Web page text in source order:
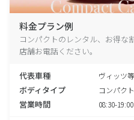
料金プラン例
コンパクトのレンタル、お得な
店舗お電話ください。
代表車種 ヴィッツ等
ボディタイプ コンパクト
営業時間 08:30-19:00